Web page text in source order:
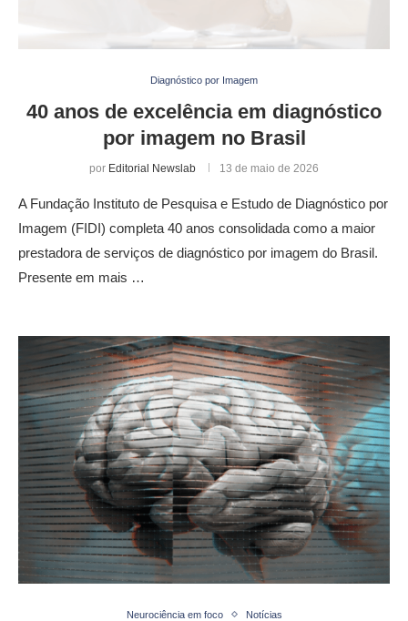
Diagnóstico por Imagem
40 anos de excelência em diagnóstico
por imagem no Brasil
por Editorial Newslab 13 de maio de 2026
A Fundação Instituto de Pesquisa e Estudo de Diagnóstico por
Imagem (FIDI) completa 40 anos consolidada como a maior
prestadora de serviços de diagnóstico por imagem do Brasil.
Presente em mais …
Neurociência em foco Notícias